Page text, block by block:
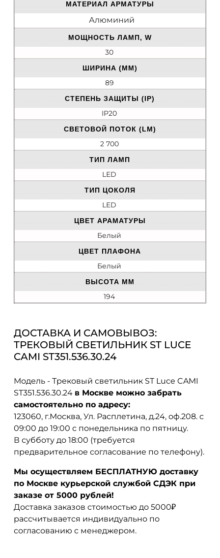
МАТЕРИАЛ АРМАТУРЫ
Алюминий
МОЩНОСТЬ ЛАМП, W
30
ШИРИНА (ММ)
89
СТЕПЕНЬ ЗАЩИТЫ (IP)
IP20
СВЕТОВОЙ ПОТОК (LM)
2 700
ТИП ЛАМП
LED
ТИП ЦОКОЛЯ
LED
ЦВЕТ АРАМАТУРЫ
Белый
ЦВЕТ ПЛАФОНА
Белый
ВЫСОТА ММ
194
ДОСТАВКА И САМОВЫВОЗ:
ТРЕКОВЫЙ СВЕТИЛЬНИК ST LUCE
CAMI ST351.536.30.24
Модель - Трековый светильник ST Luce CAMI
ST351.536.30.24 в Москве можно забрать
самостоятельно по адресу:
123060, г.Москва, Ул. Расплетина, д.24, оф.208. с
09:00 до 19:00 с понедельника по пятницу.
В субботу до 18:00 (требуется
предварительное согласование по телефону).
Мы осуществляем БЕСПЛАТНУЮ доставку
по Москве курьерской службой СДЭК при
заказе от 5000 рублей!
Доставка заказов стоимостью до 5000₽
рассчитывается индивидуально по
согласованию с менеджером.